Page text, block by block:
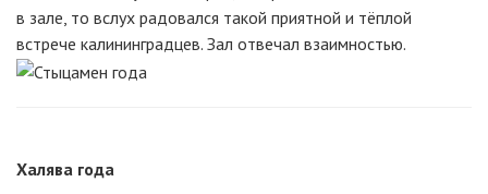
в зале, то вслух радовался такой приятной и тёплой
встрече калининградцев. Зал отвечал взаимностью.
Халява года